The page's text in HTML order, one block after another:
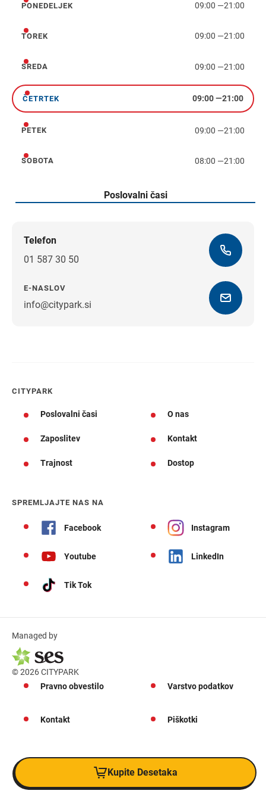
ponedeljek
PONEDELJEK 09:00 —21:00
torek
TOREK 09:00 —21:00
sreda
SREDA 09:00 —21:00
četrtek
ČETRTEK 09:00—21:00
petek
PETEK 09:00 —21:00
sobota
SOBOTA 08:00 —21:00
Poslovalni časi
Telefon
01 587 30 50
E-NASLOV
info@citypark.si
CITYPARK
Poslovalni časi O nas
Zaposlitev Kontakt
Trajnost Dostop
SPREMLJAJTE NAS NA
Facebook Instagram
Youtube LinkedIn
Tik Tok
Managed by
© 2026 CITYPARK
Pravno obvestilo
Varstvo podatkov
Kontakt Piškotki
Kupite Desetaka